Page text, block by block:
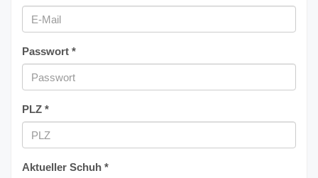
Passwort *
PLZ *
Aktueller Schuh *